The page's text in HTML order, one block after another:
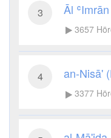
3 Āl
3657
4 an-Nisā'
3377